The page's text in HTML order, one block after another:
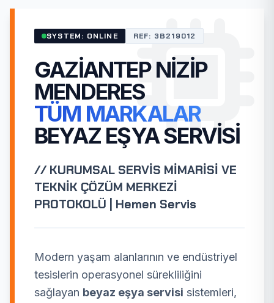
SYSTEM: ONLINE REF: 3B219012
GAZIANTEP NIZIP
MENDERES
TÜM MARKALAR
BEYAZ EŞYA SERVISI
// KURUMSAL SERVİS MİMARİSİ VE
TEKNİK ÇÖZÜM MERKEZİ
PROTOKOLÜ | Hemen Servis
Modern yaşam alanlarının ve endüstriyel
tesislerin operasyonel sürekliliğini
sağlayan beyaz eşya servisi sistemleri,